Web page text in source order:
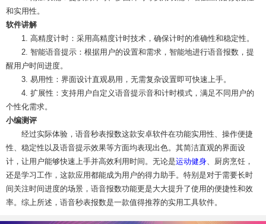
和实用性。
软件讲解
1. 高精度计时：采用高精度计时技术，确保计时的准确性和稳定性。
2. 智能语音提示：根据用户的设置和需求，智能地进行语音报数，提
醒用户时间进度。
3. 易用性：界面设计直观易用，无需复杂设置即可快速上手。
4. 扩展性：支持用户自定义语音提示音和计时模式，满足不同用户的
个性化需求。
小编测评
经过实际体验，语音秒表报数这款安卓软件在功能实用性、操作便捷
性、稳定性以及语音提示效果等方面均表现出色。其简洁直观的界面设
计，让用户能够快速上手并高效利用时间。无论是运动健身、厨房烹饪，
还是学习工作，这款应用都能成为用户的得力助手。特别是对于需要长时
间关注时间进度的场景，语音报数功能更是大大提升了使用的便捷性和效
率。综上所述，语音秒表报数是一款值得推荐的实用工具软件。